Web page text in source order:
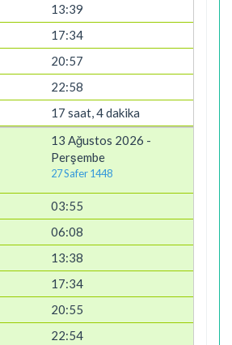
13:39
17:34
20:57
22:58
17 saat, 4 dakika
13 Ağustos 2026 -
Perşembe
27 Safer 1448
03:55
06:08
13:38
17:34
20:55
22:54